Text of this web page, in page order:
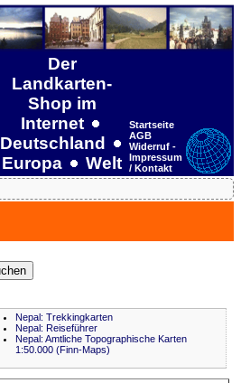
Der
Landkarten-
Shop im
Internet
Deutschland
Europa
Welt
Startseite
AGB
Widerruf -
Impressum
/ Kontakt
Nepal: Trekkingkarten
Nepal: Reiseführer
Nepal: Amtliche Topographische Karten
1:50.000 (Finn-Maps)